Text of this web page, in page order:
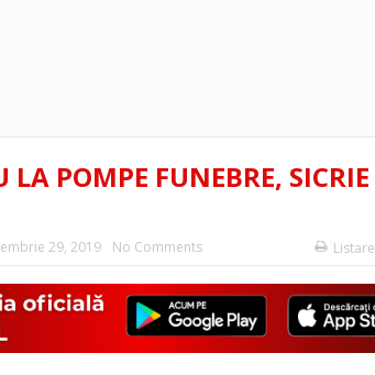
POMPE FUNEBRE, SICRIE
29, 2019 No Comments Listare